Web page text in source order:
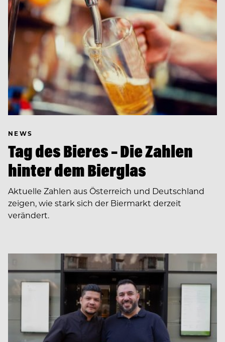
NEWS
Tag des Bieres – Die Zahlen
hinter dem Bierglas
Aktuelle Zahlen aus Österreich und Deutschland
zeigen, wie stark sich der Biermarkt derzeit
verändert.